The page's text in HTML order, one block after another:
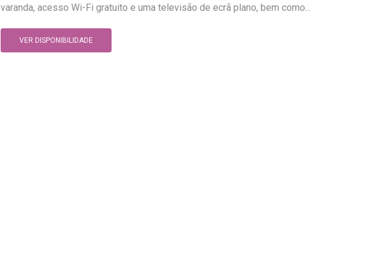
varanda, acesso Wi-Fi gratuito e uma televisão de ecrã plano, bem como...
VER DISPONIBILIDADE